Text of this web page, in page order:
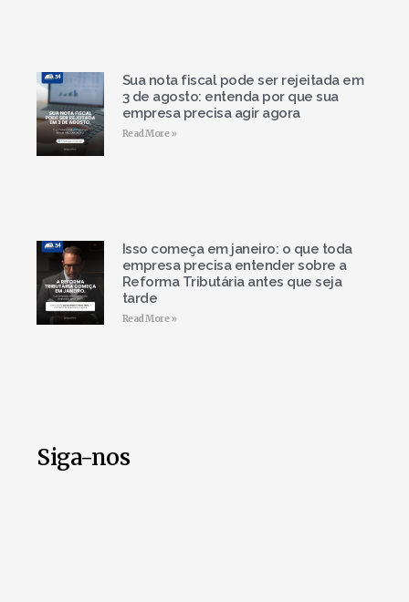
Sua nota fiscal pode ser rejeitada em
3 de agosto: entenda por que sua
empresa precisa agir agora
Read More »
Isso começa em janeiro: o que toda
empresa precisa entender sobre a
Reforma Tributária antes que seja
tarde
Read More »
Siga-nos